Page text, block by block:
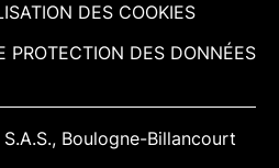
DES COOKIES
PROTECTION DES DONNÉES
Boulogne-Billancourt